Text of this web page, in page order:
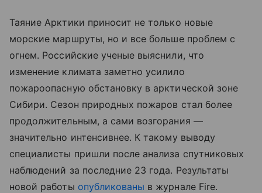
Таяние Арктики приносит не только новые
морские маршруты, но и все больше проблем с
огнем. Российские ученые выяснили, что
изменение климата заметно усилило
пожароопасную обстановку в арктической зоне
Сибири. Сезон природных пожаров стал более
продолжительным, а сами возгорания —
значительно интенсивнее. К такому выводу
специалисты пришли после анализа спутниковых
наблюдений за последние 23 года. Результаты
новой работы опубликованы в журнале Fire.